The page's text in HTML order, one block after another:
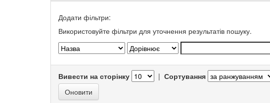
Додати фільтри:
Використовуйте фільтри для уточнення результатів пошуку.
Вивести на сторінку | Сортування